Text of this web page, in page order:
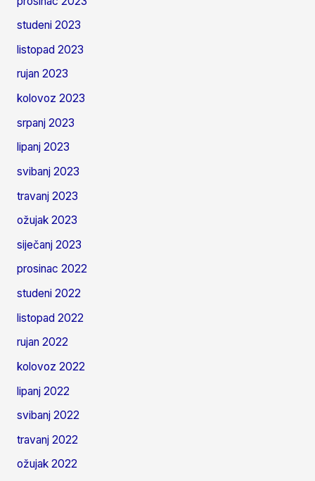
studeni 2023
listopad 2023
rujan 2023
kolovoz 2023
srpanj 2023
lipanj 2023
svibanj 2023
travanj 2023
ožujak 2023
siječanj 2023
prosinac 2022
studeni 2022
listopad 2022
rujan 2022
kolovoz 2022
lipanj 2022
svibanj 2022
travanj 2022
ožujak 2022